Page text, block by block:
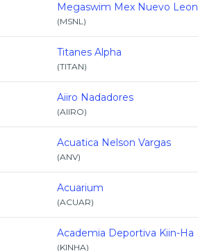
Megaswim Mex Nuevo Leon
(MSNL)
Titanes Alpha
(TITAN)
Aiiro Nadadores
(AIIRO)
Acuatica Nelson Vargas
(ANV)
Acuarium
(ACUAR)
Academia Deportiva Kiin-Ha
(KINHA)